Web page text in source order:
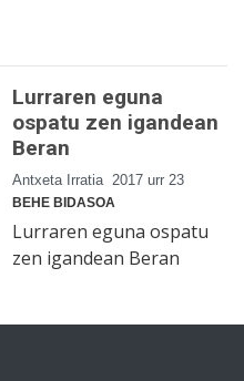
Lurraren eguna
ospatu zen igandean
Beran
Antxeta Irratia 2017 urr 23
BEHE BIDASOA
Lurraren eguna ospatu
zen igandean Beran